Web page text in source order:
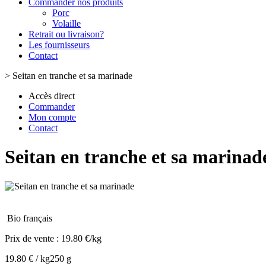
Commander nos produits
Porc
Volaille
Retrait ou livraison?
Les fournisseurs
Contact
> Seitan en tranche et sa marinade
Accès direct
Commander
Mon compte
Contact
Seitan en tranche et sa
Bio français
Prix de vente : 19.80 €/kg
19.80 € / kg250 g